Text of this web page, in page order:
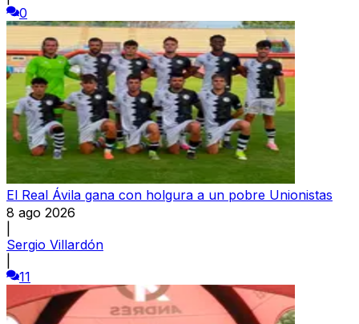
0
El Real Ávila gana con holgura a un pobre Unionistas
8 ago 2026
Sergio Villardón
11